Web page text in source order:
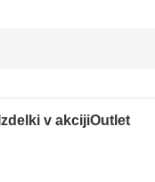
Izdelki v akcijiOutlet